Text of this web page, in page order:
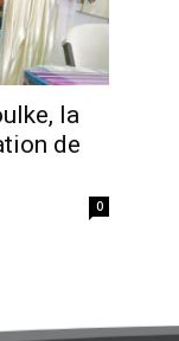
la
de
0